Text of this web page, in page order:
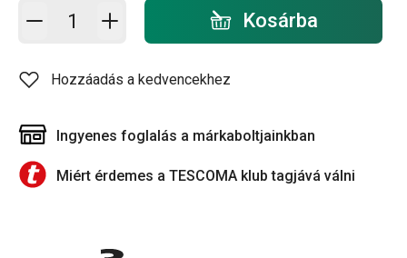
Kosárba - mennyiség Kosárba
Hozzáadás a kedvencekhez
Ingyenes foglalás a márkaboltjainkban
Miért érdemes a TESCOMA klub tagjává válni